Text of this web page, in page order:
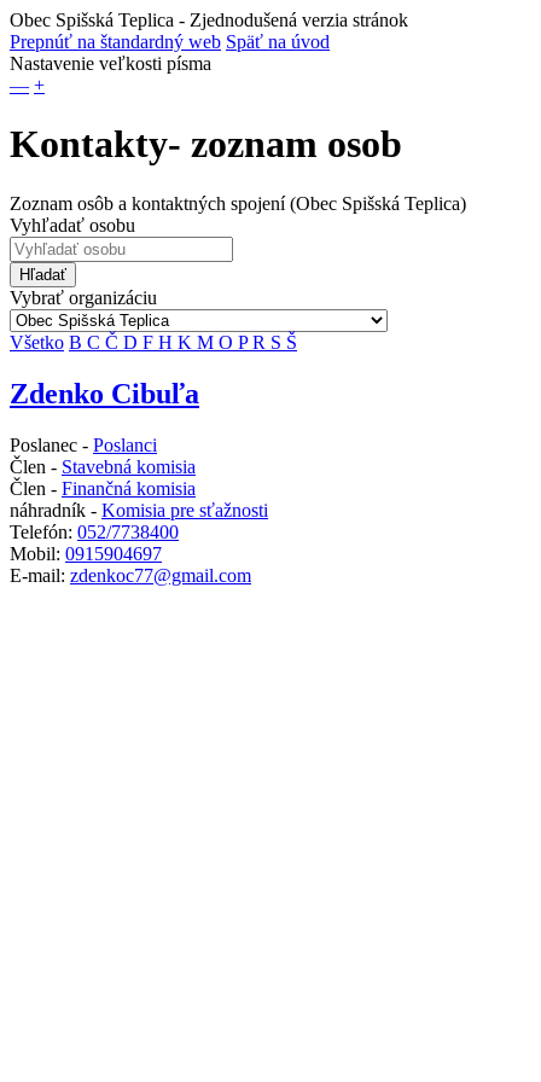
Obec Spišská Teplica - Zjednodušená verzia stránok
Prepnúť na štandardný web Späť na úvod
Nastavenie veľkosti písma
— +
Kontakty- zoznam osob
Zoznam osôb a kontaktných spojení (Obec Spišská Teplica)
Vyhľadať osobu
Hľadať
Vybrať organizáciu
Všetko B C Č D F H K M O PR S Š
Zdenko Cibuľa
Poslanec - Poslanci
Člen - Stavebná komisia
Člen - Finančná komisia
náhradník - Komisia pre sťažnosti
Telefón: 052/7738400
Mobil: 0915904697
E-mail: zdenkoc77@gmail.com